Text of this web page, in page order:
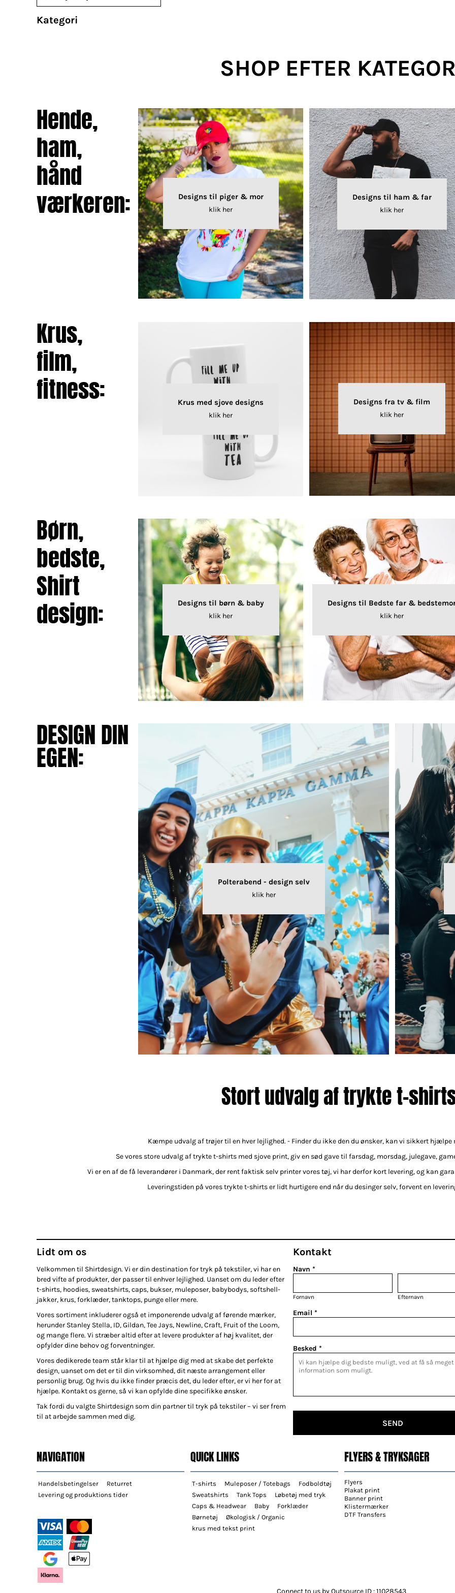
Kategori
SHOP EFTER
Hende,
ham,
hånd
værkeren:
Designs til piger & mor
klik her
Designs til ham & far
klik her
Krus,
film,
fitness:
Krus med sjove designs
klik her
Designs fra tv & film
klik her
Børn,
bedste,
Shirt
design:
Designs til børn & baby
klik her
Designs til Bedste far &
klik her
DESIGN DIN
EGEN:
Polterabend - design selv
klik her
Stort udvalg af trykte t-
Kæmpe udvalg af trøjer til en hver lejlighed. - Finder du ikke den du ønsker, kan vi sikkert hjælpe
Se vores store udvalg af trykte t-shirts med sjove print, giv en sød gave til farsdag, morsdag, julegave,
Vi er en af de få leverandører i Danmark, der rent faktisk selv printer vores tøj, vi har derfor kort levering, og kan
Leveringstiden på vores trykte t-shirts er lidt hurtigere end når du desinger selv, forvent en
Lidt om os
Velkommen til Shirtdesign. Vi er din destination for tryk på tekstiler, vi har en
bred vifte af produkter, der passer til enhver lejlighed. Uanset om du leder efter
t-shirts, hoodies, sweatshirts, caps, bukser, muleposer, babybodys, softshell-
jakker, krus, forklæder, tanktops, punge eller mere.
Vores sortiment inkluderer også et imponerende udvalg af førende mærker,
herunder Stanley Stella, ID, Gildan, Tee Jays, Newline, Craft, Fruit of the Loom,
og mange flere. Vi stræber altid efter at levere produkter af høj kvalitet, der
opfylder dine behov og forventninger.
Vores dedikerede team står klar til at hjælpe dig med at skabe det perfekte
design, uanset om det er til din virksomhed, dit næste arrangement eller
personlig brug. Og hvis du ikke finder præcis det, du leder efter, er vi her for at
hjælpe. Kontakt os gerne, så vi kan opfylde dine specifikke ønsker.
Tak fordi du valgte Shirtdesign som din partner til tryk på tekstiler – vi ser frem
til at arbejde sammen med dig.
Kontakt
Navn *
Fornavn Efternavn
Email *
Besked *
SEND
NAVIGATION
Handelsbetingelser
Returret
Levering og produktions tider
QUICK LINKS
T-shirts Muleposer / Totebags
Fodboldtøj
Sweatshirts
Tank Tops
Løbetøj med tryk
Caps & Headwear
Baby
Forklæder
Børnetøj
Økologisk / Organic
krus med tekst print
FLYERS & TRYKSAGER
Flyers
Plakat print
Banner print
Klistermærker
DTF Transfers
Connect to us by Outsource ID : 11028543
Brands Økologisk / Organic
Reklameartikler og
giveaways
Fashion Tees /
Sweats
DTF Print (Digital
Transfer)